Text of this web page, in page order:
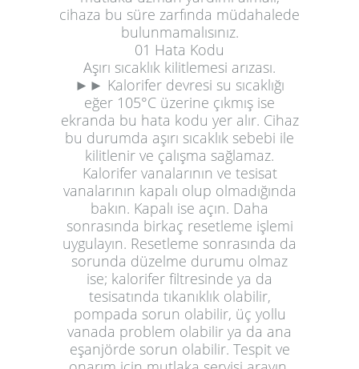
cihaza bu süre zarfında müdahalede
bulunmamalısınız.
01 Hata Kodu
Aşırı sıcaklık kilitlemesi arızası.
►► Kalorifer devresi su sıcaklığı
eğer 105°C üzerine çıkmış ise
ekranda bu hata kodu yer alır. Cihaz
bu durumda aşırı sıcaklık sebebi ile
kilitlenir ve çalışma sağlamaz.
Kalorifer vanalarının ve tesisat
vanalarının kapalı olup olmadığında
bakın. Kapalı ise açın. Daha
sonrasında birkaç resetleme işlemi
uygulayın. Resetleme sonrasında da
sorunda düzelme durumu olmaz
ise; kalorifer filtresinde ya da
tesisatında tıkanıklık olabilir,
pompada sorun olabilir, üç yollu
vanada problem olabilir ya da ana
eşanjörde sorun olabilir. Tespit ve